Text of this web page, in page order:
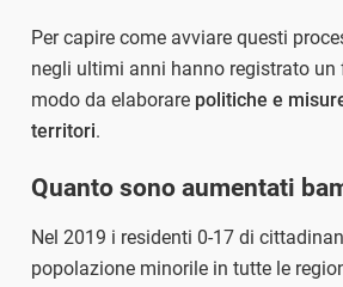
Per capire come avviare questi
negli ultimi anni hanno registrato
modo da elaborare politiche e
territori.
Quanto sono aumentati
Nel 2019 i residenti 0-17 di
popolazione minorile in tutte le